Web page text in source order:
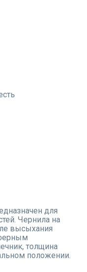
для
Чернила на
высыхания
толщина
положении.